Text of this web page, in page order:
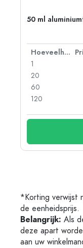
50 ml
Hoeveelheid
1
20
60
120
*Korting verwijst
de eenheidsprijs.
Belangrijk: Als
deze apart
aan uw